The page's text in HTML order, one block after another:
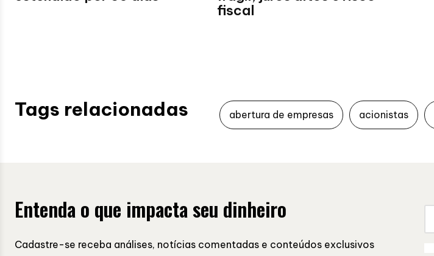
fiscal
Tags relacionadas abertura de empresas acionistas
Entenda o que impacta seu dinheiro
Cadastre-se receba análises, notícias comentadas e conteúdos exclusivos